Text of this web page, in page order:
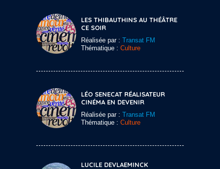
LES THIBAUTHINS AU THÉÂTRE
CE SOIR
Réalisée par : Transat FM
Thématique : Culture
LÉO SENECAT RÉALISATEUR
CINÉMA EN DEVENIR
Réalisée par : Transat FM
Thématique : Culture
LUCILE DEVLAEMINCK